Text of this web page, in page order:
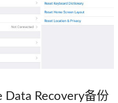
Data Recovery备份